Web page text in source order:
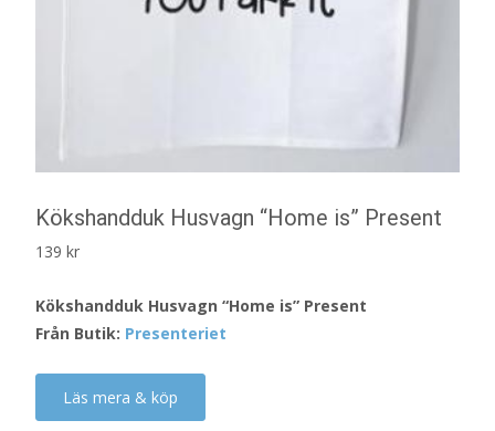
Kökshandduk Husvagn “Home is” Present
139 kr
Kökshandduk Husvagn “Home is” Present
Från Butik: Presenteriet
Läs mera & köp